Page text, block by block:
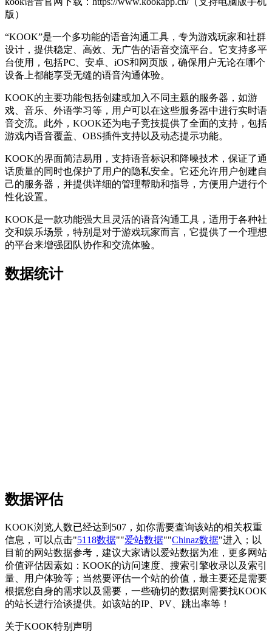
版）
“KOOK”是一个多功能的语音沟通工具，专为游戏玩家和社群
设计，提供稳定、高效、无广告的语音交流平台。它支持多平
台使用，包括PC、安卓、iOS和网页版，确保用户无论在哪个
设备上都能享受无缝的语音沟通体验。
KOOK的主要功能包括创建或加入不同主题的服务器，如游
戏、音乐、外语学习等，用户可以在这些服务器中进行实时语
音交流。此外，KOOK还为电子竞技提供了全面的支持，包括
游戏内语音覆盖、OBS插件支持以及动态提示功能。
KOOK的界面简洁易用，支持语音标识和降噪技术，保证了通
话质量的同时也保护了用户的隐私安全。它还允许用户创建自
己的服务器，并提供详细的管理帮助和指导，方便用户进行个
性化设置。
KOOK是一款功能强大且灵活的语音沟通工具，适用于各种社
交和娱乐场景，特别是对于游戏玩家而言，它提供了一个理想
的平台来增强团队协作和交流体验。
数据统计
数据评估
KOOK浏览人数已经达到507，如你需要查询该站的相关权重
信息，可以点击"5118数据""爱站数据""Chinaz数据"进入；以
目前的网站数据参考，建议大家请以爱站数据为准，更多网站
价值评估因素如：KOOK的访问速度、搜索引擎收录以及索引
量、用户体验等；当然要评估一个站的价值，最主要还是需要
根据您自身的需求以及需要，一些确切的数据则需要找KOOK
的站长进行洽谈提供。如该站的IP、PV、跳出率等！
关于KOOK特别声明